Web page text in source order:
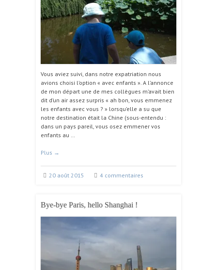
Vous aviez suivi, dans notre expatriation nous
avions choisi l’option « avec enfants ». A l’annonce
de mon départ une de mes collègues m’avait bien
dit d’un air assez surpris « ah bon, vous emmenez
les enfants avec vous ? » lorsqu’elle a su que
notre destination était la Chine (sous-entendu :
dans un pays pareil, vous osez emmener vos
enfants au …
Plus →
20 août 2015 4 commentaires
Bye-bye Paris, hello Shanghai !